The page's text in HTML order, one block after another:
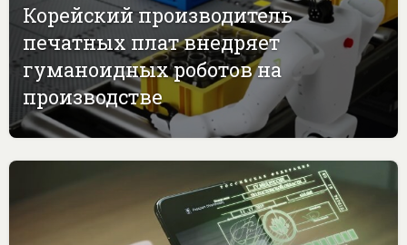
Корейский производитель
печатных плат внедряет
гуманоидных роботов на
производстве